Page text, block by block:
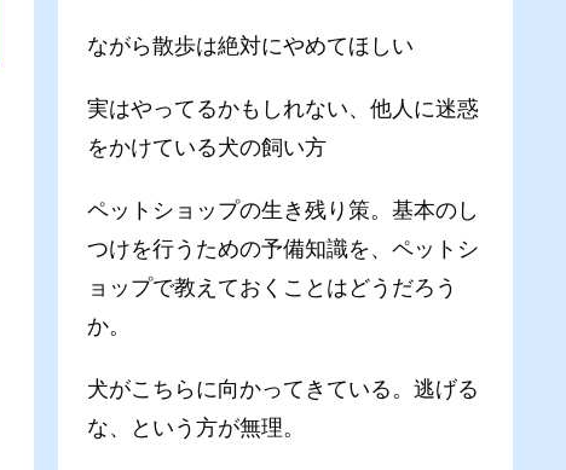
ながら散歩は絶対にやめてほしい
実はやってるかもしれない、他人に迷惑
をかけている犬の飼い方
ペットショップの生き残り策。基本のし
つけを行うための予備知識を、ペットシ
ョップで教えておくことはどうだろう
か。
犬がこちらに向かってきている。逃げる
な、という方が無理。